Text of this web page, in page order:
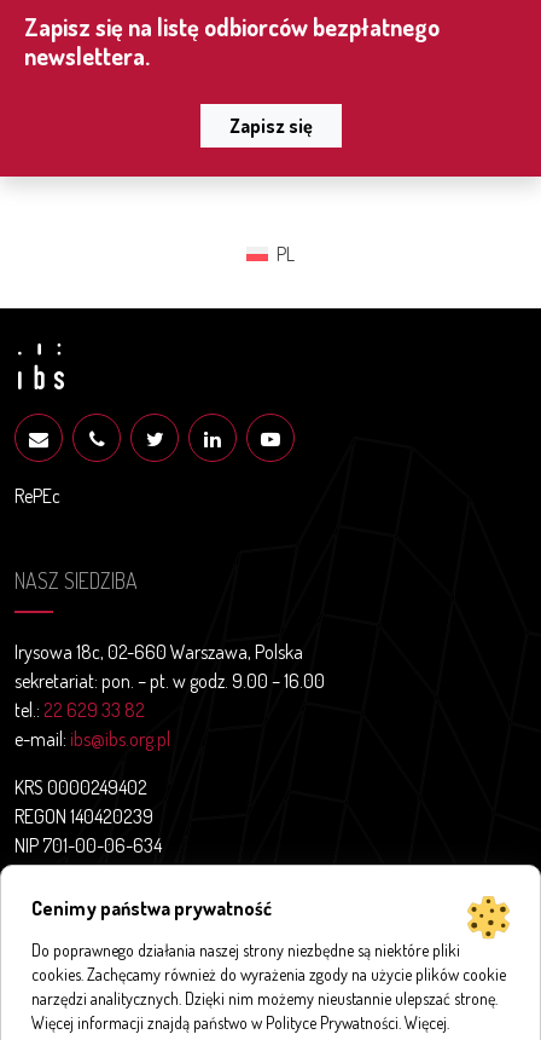
Zapisz się na listę odbiorców bezpłatnego
newslettera.
Zapisz się
Cenimy państwa prywatność
Do poprawnego działania naszej strony niezbędne są niektóre pliki
cookies. Zachęcamy również do wyrażenia zgody na użycie plików cookie
narzędzi analitycznych. Dzięki nim możemy nieustannie ulepszać stronę.
Więcej informacji znajdą państwo w Polityce Prywatności. Więcej
PL
RePEc
NASZ SIEDZIBA
Irysowa 18c, 02-660 Warszawa, Polska
sekretariat: pon. – pt. w godz. 9.00 – 16.00
tel.: 22 629 33 82
e-mail: ibs@ibs.org.pl
KRS 0000249402
REGON 140420239
NIP 701-00-06-634
O nas
Projekty badawcze
Publikacje
Bazy i aplikacje